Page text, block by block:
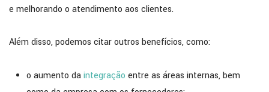
e melhorando o atendimento aos clientes.
Além disso, podemos citar outros benefícios, como:
o aumento daintegração entre as áreas internas, bem